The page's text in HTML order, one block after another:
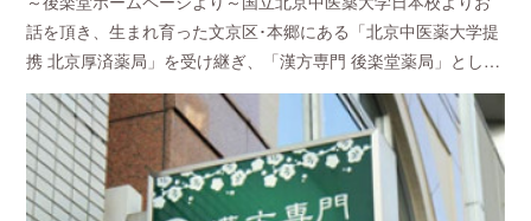
話を頂き、生まれ育った文京区･本郷にある「北京中医薬大学提
携 北京厚済薬局」を受け継ぎ、「漢方専門 後楽堂薬局」とし…